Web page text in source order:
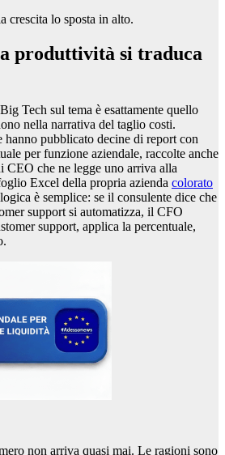
crescita lo sposta in alto.
produttività si traduca
Tech sul tema è esattamente quello
nella narrativa del taglio costi.
pubblicato decine di report con
per funzione aziendale, raccolte anche
CEO che ne legge uno arriva alla
Excel della propria azienda colorato
è semplice: se il consulente dice che
support si automatizza, il CFO
support, applica la percentuale,
non arriva quasi mai. Le ragioni sono